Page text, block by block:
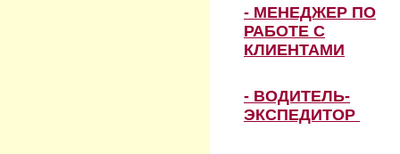
- МЕНЕДЖЕР ПО
РАБОТЕ С
КЛИЕНТАМИ
- ВОДИТЕЛЬ-
ЭКСПЕДИТОР